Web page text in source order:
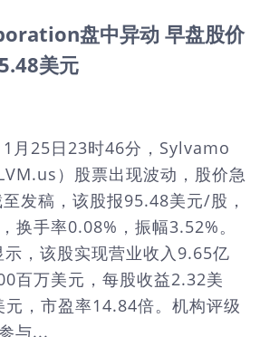
盘中异动 早盘股价
美元
月25日23时46分，Sylvamo
）股票出现波动，股价急
发稿，该股报95.48美元/股，
换手率0.08%，振幅3.52%。
，该股实现营业收入9.65亿
百万美元，每股收益2.32美
，市盈率14.84倍。机构评级
与...